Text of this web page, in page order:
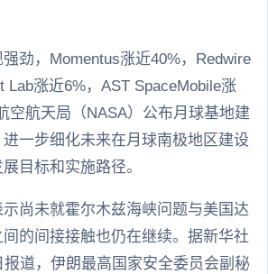
劲，Momentus涨近40%，Redwire
Lab涨近6%，AST SpaceMobile涨
空航天局（NASA）公布月球基地建
一步细化未来在月球南极地区建设
目标和实施路径。
尚未就霍尔木兹海峡问题与美国达
的间接接触也仍在继续。据新华社
道，伊朗最高国家安全委员会副秘